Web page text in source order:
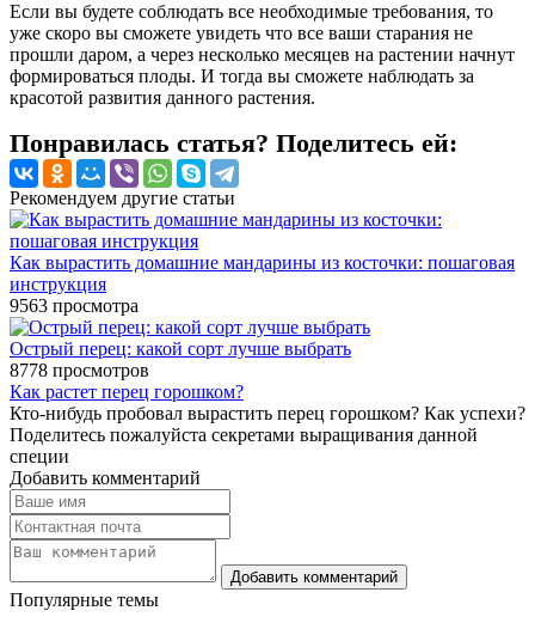
Если вы будете соблюдать все необходимые требования, то
уже скоро вы сможете увидеть что все ваши старания не
прошли даром, а через несколько месяцев на растении начнут
формироваться плоды. И тогда вы сможете наблюдать за
красотой развития данного растения.
Понравилась статья? Поделитесь ей:
Рекомендуем другие статьи
Как вырастить домашние мандарины из косточки: пошаговая
инструкция
9563 просмотра
Острый перец: какой сорт лучше выбрать
8778 просмотров
Как растет перец горошком?
Кто-нибудь пробовал вырастить перец горошком? Как успехи?
Поделитесь пожалуйста секретами выращивания данной
специи
Добавить комментарий
Популярные темы